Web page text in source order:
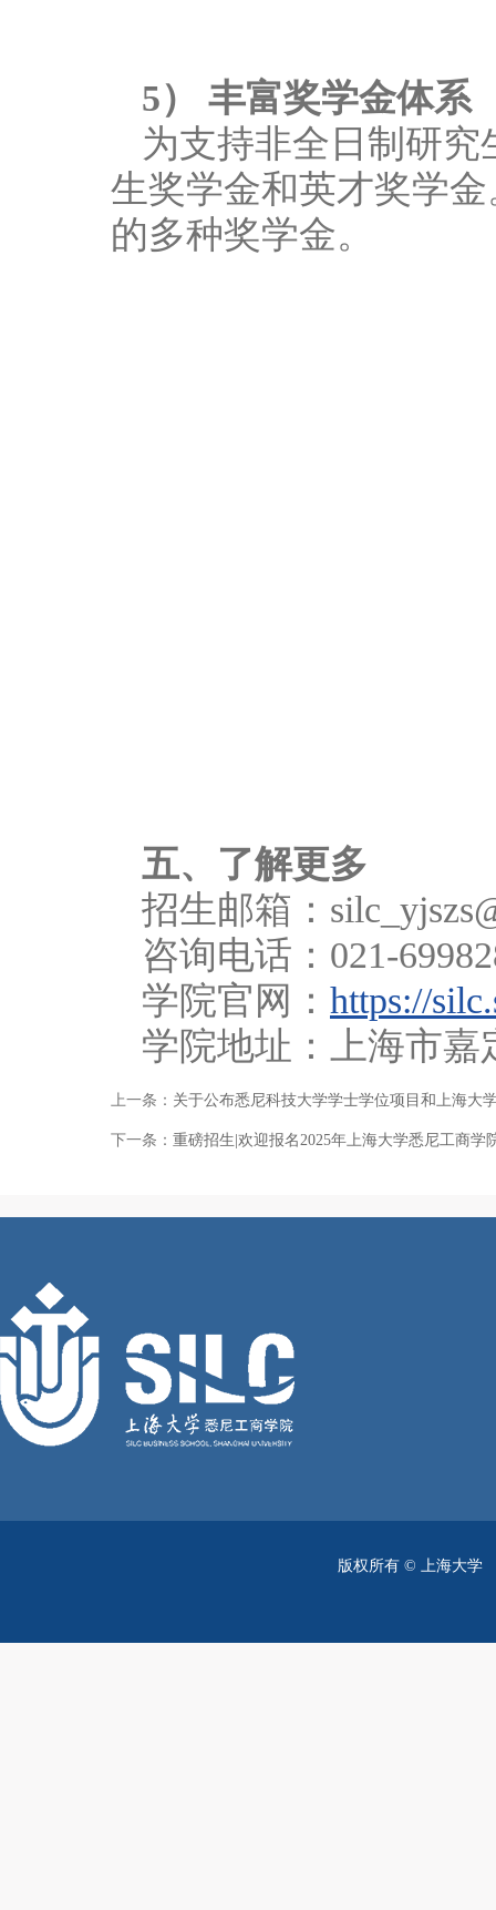
5） 丰富奖学金体系
为支持非全日制研
生奖学金和英才奖学
的多种奖学金。
五、了解更多
招生邮箱：
咨询电话：021-
学院官网： https://
学院地址：上海市嘉
上一条： 关于公布悉尼科技大学学士学位项目和上海大
下一条： 重磅招生|欢迎报名2025年上海大学悉尼工商学
版权所有 © 上海大学